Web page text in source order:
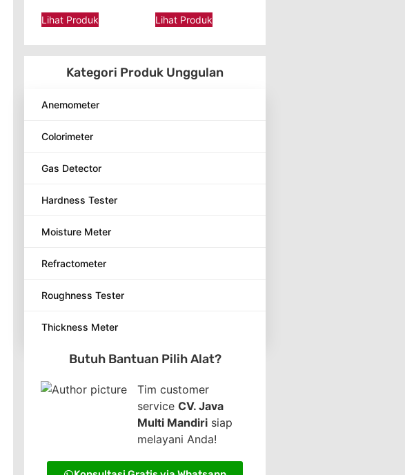
Lihat Produk Lihat Produk
Kategori Produk Unggulan
Anemometer
Colorimeter
Gas Detector
Hardness Tester
Moisture Meter
Refractometer
Roughness Tester
Thickness Meter
Butuh Bantuan Pilih Alat?
Tim customer
serviceCV. Java
Multi Mandiri siap
melayani Anda!